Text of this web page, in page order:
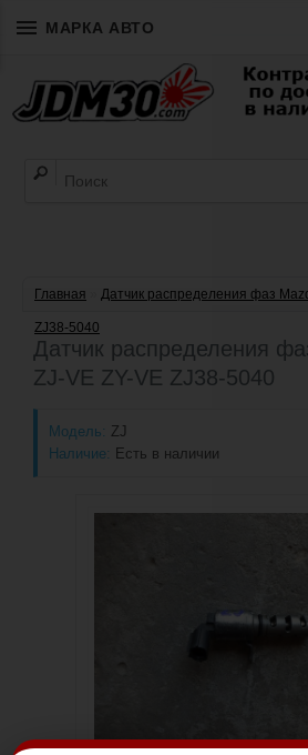
МАРКА АВТО
Главная Датчик распределения фаз
ZJ38-5040
Датчик распределения
ZJ-VE ZY-VE ZJ38-5040
Модель: ZJ
Наличие: Есть в наличии